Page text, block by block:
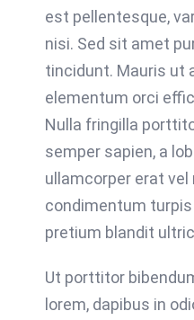
est pellentesque,
nisi. Sed sit amet
tincidunt. Mauris ut
elementum orci
Nulla fringilla
semper sapien, a
ullamcorper erat vel
condimentum
pretium blandit
Ut porttitor
lorem, dapibus in